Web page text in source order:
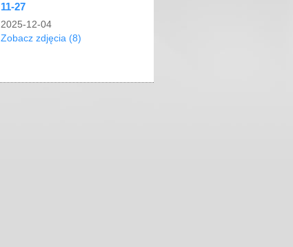
11-27
2025-12-04
Zobacz zdjęcia (8)